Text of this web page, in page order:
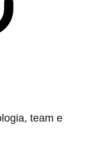
team e